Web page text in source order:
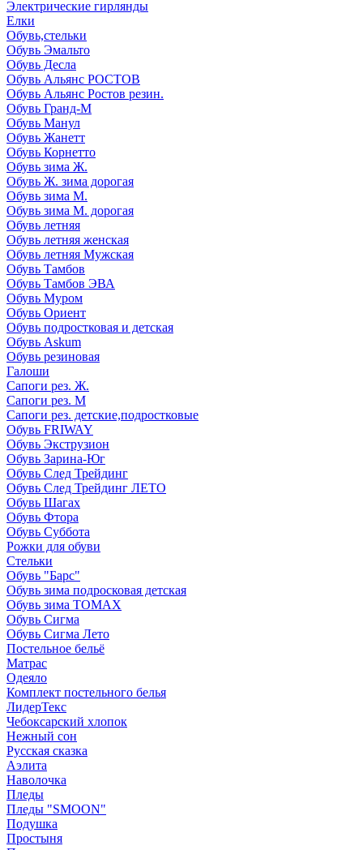
Электрические гирлянды
Елки
Обувь,стельки
Обувь Эмальто
Обувь Десла
Обувь Альянс РОСТОВ
Обувь Альянс Ростов резин.
Обувь Гранд-М
Обувь Манул
Обувь Жанетт
Обувь Корнетто
Обувь зима Ж.
Обувь Ж. зима дорогая
Обувь зима М.
Обувь зима М. дорогая
Обувь летняя
Обувь летняя женская
Обувь летняя Мужская
Обувь Тамбов
Обувь Тамбов ЭВА
Обувь Муром
Обувь Ориент
Обувь подростковая и детская
Обувь Askum
Обувь резиновая
Галоши
Сапоги рез. Ж.
Сапоги рез. М
Сапоги рез. детские,подростковые
Обувь FRIWAY
Обувь Экструзион
Обувь Зарина-Юг
Обувь След Трейдинг
Обувь След Трейдинг ЛЕТО
Обувь Шагах
Обувь Фтора
Обувь Суббота
Рожки для обуви
Стельки
Обувь "Барс"
Обувь зима подросковая детская
Обувь зима ТОМАХ
Обувь Сигма
Обувь Сигма Лето
Постельное бельё
Матрас
Одеяло
Комплект постельного белья
ЛидерТекс
Чебоксарский хлопок
Нежный сон
Русская сказка
Аэлита
Наволочка
Пледы
Пледы "SMOON"
Подушка
Простыня